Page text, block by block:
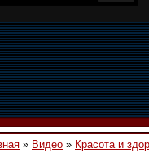
» Видео » Красота и